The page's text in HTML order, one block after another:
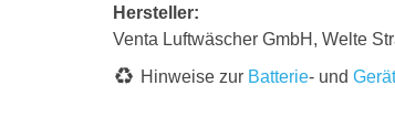
Hersteller:
Venta Luftwäscher GmbH, Welte
Hinweise zur Batterie- und